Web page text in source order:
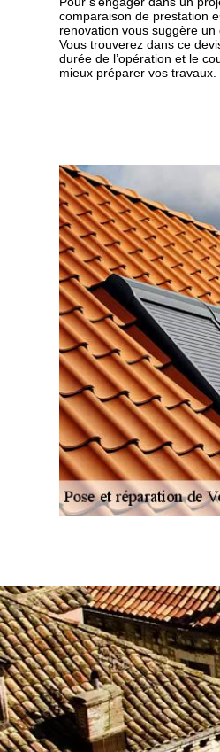
comparaison de prestation
renovation vous suggère
Vous trouverez dans ce
durée de l’opération et le
mieux préparer vos travaux.